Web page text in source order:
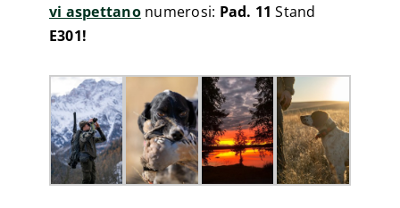
vi aspettanonumerosi: Pad. 11Stand
E301!